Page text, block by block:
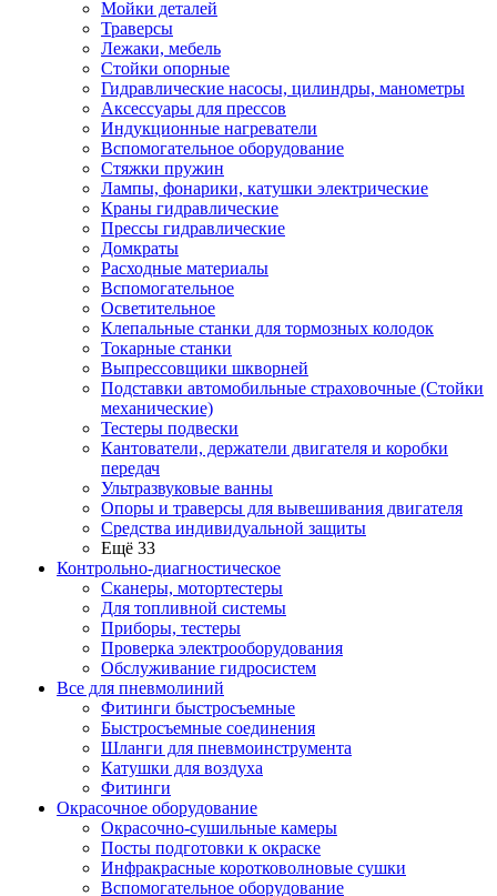
Мойки деталей
Траверсы
Лежаки, мебель
Стойки опорные
Гидравлические насосы, цилиндры, манометры
Аксессуары для прессов
Индукционные нагреватели
Вспомогательное оборудование
Стяжки пружин
Лампы, фонарики, катушки электрические
Краны гидравлические
Прессы гидравлические
Домкраты
Расходные материалы
Вспомогательное
Осветительное
Клепальные станки для тормозных колодок
Токарные станки
Выпрессовщики шкворней
Подставки автомобильные страховочные (Стойки
механические)
Тестеры подвески
Кантователи, держатели двигателя и коробки
передач
Ультразвуковые ванны
Опоры и траверсы для вывешивания двигателя
Средства индивидуальной защиты
Ещё 33
Контрольно-диагностическое
Сканеры, мотортестеры
Для топливной системы
Приборы, тестеры
Проверка электрооборудования
Обслуживание гидросистем
Все для пневмолиний
Фитинги быстросъемные
Быстросъемные соединения
Шланги для пневмоинструмента
Катушки для воздуха
Фитинги
Окрасочное оборудование
Окрасочно-сушильные камеры
Посты подготовки к окраске
Инфракрасные коротковолновые сушки
Вспомогательное оборудование